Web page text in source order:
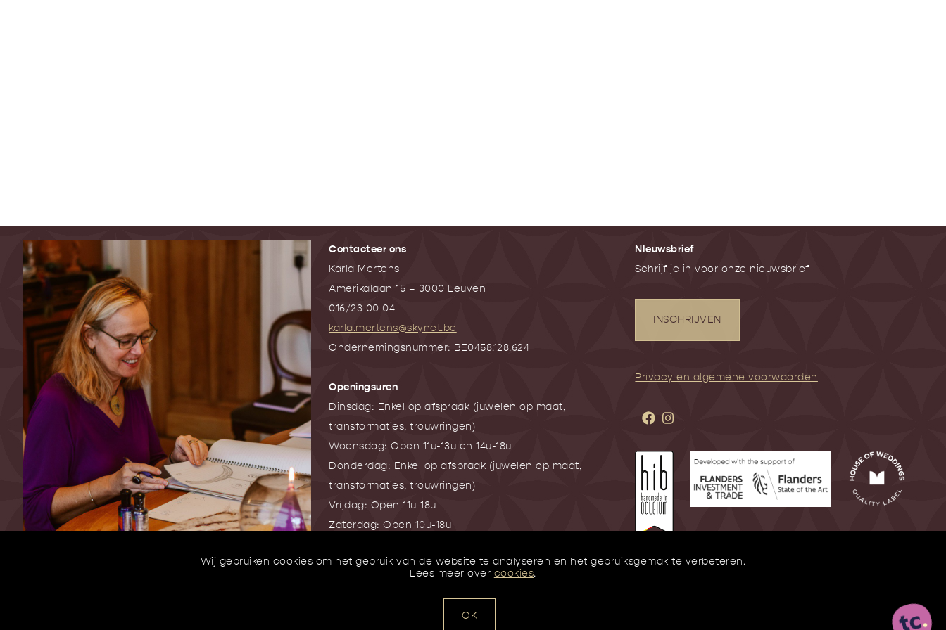
Wij gebruiken cookies om het gebruik van de website te analyseren en het gebruiksgemak te verbeteren.
Lees meer over cookies.
OK
Contacteer ons
Karla Mertens
Amerikalaan 15 – 3000 Leuven
016/23 00 04
karla.mertens@skynet.be
Ondernemingsnummer: BE0458.128.624
Openingsuren
Dinsdag: Enkel op afspraak (juwelen op maat,
transformaties, trouwringen)
Woensdag: Open 11u-13u en 14u-18u
Donderdag: Enkel op afspraak (juwelen op maat,
transformaties, trouwringen)
Vrijdag: Open 11u-18u
Zaterdag: Open 10u-18u
Zo en Ma: Gesloten
NIeuwsbrief
Schrijf je in voor onze nieuwsbrief
INSCHRIJVEN
Privacy en algemene voorwaarden